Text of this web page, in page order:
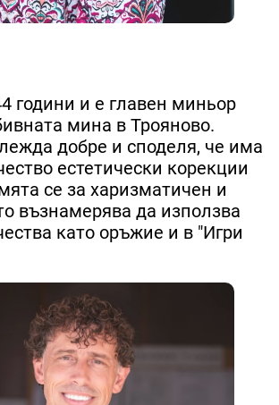
години и е главен миньор
мина в Трояново.
добре и споделя, че има
естетически корекции
се за харизматичен и
възнамерява да използва
като оръжие и в "Игри